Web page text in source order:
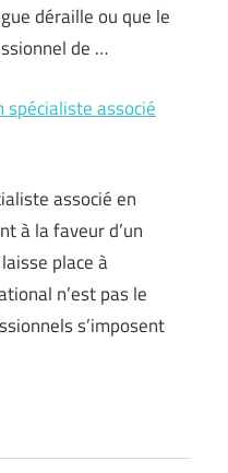
déraille ou que le
de …
spécialiste associé
associé en
à la faveur d’un
place à
n’est pas le
s’imposent